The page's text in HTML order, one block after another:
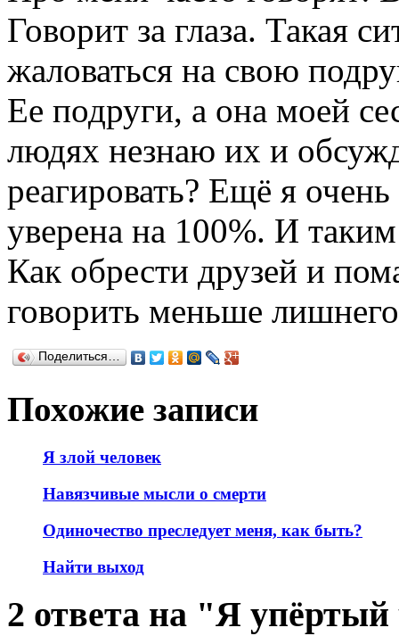
Говорит за глаза. Такая
жаловаться на свою
Ее подруги, а она моей
людях незнаю их и
реагировать? Ещё я
уверена на 100%. И
Как обрести друзей и
говорить меньше
Поделиться…
Похожие записи
Я злой человек
Навязчивые мысли о смерти
Одиночество преследует меня, как быть?
Найти выход
2 ответа на "Я